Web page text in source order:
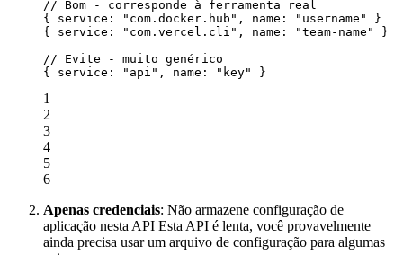
// Bom - corresponde à ferramenta real
{ service : "com.docker.hub" , name : "username"
}
{ service : "com.vercel.cli" , name : "team-name"
}
// Evite - muito genérico
{ service : "api" , name : "key" }
1
2
3
4
5
6
Apenas credenciais: Não armazene configuração de
aplicação nesta API Esta API é lenta, você provavelmente
ainda precisa usar um arquivo de configuração para algumas